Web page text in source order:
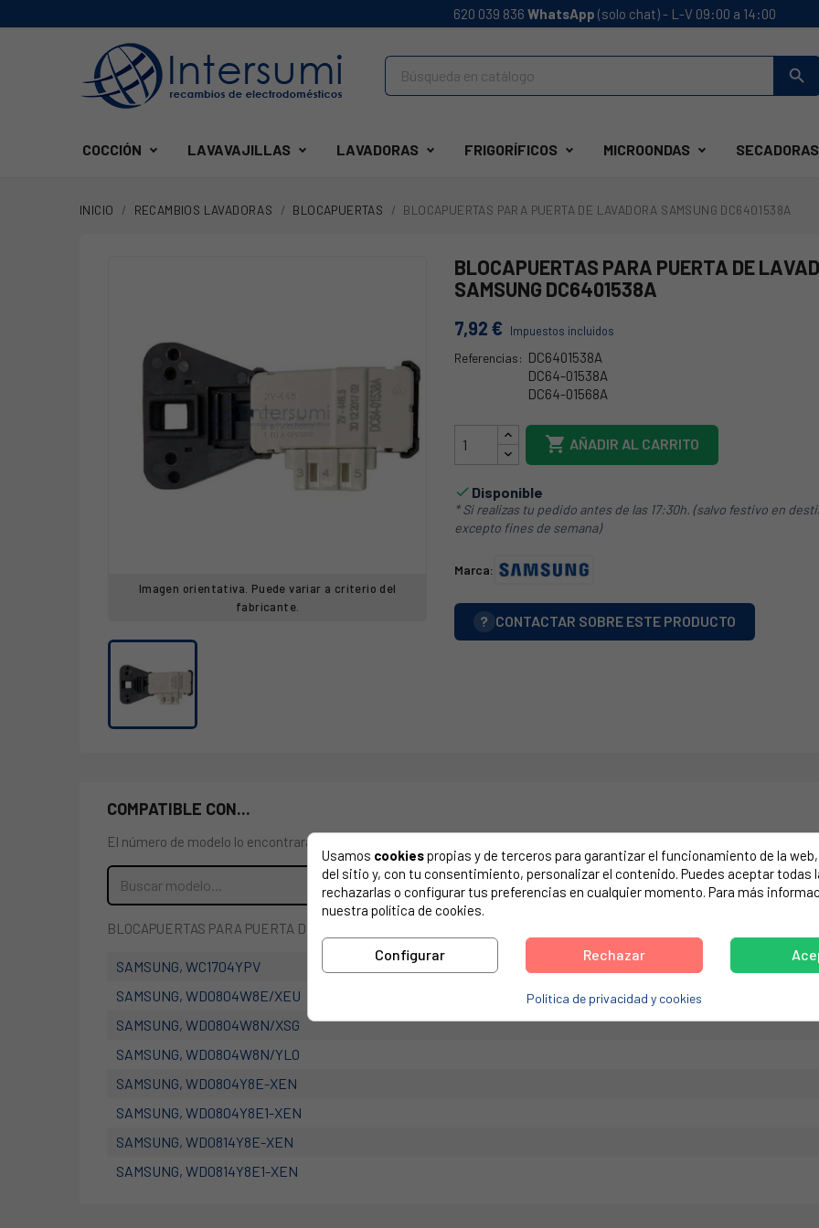
620 039 836 WhatsApp (solo chat) - L-V 09:00 a 14:00
search
COCCIÓN LAVAVAJILLAS LAVADORAS FRIGORÍFICOS MICROONDAS SECADORAS
INICIO RECAMBIOS LAVADORAS BLOCAPUERTAS BLOCAPUERTAS PARA PUERTA DE LAVADORA SAMSUNG DC6401538A
Imagen orientativa. Puede variar a criterio del
fabricante.
BLOCAPUERTAS PARA PUERTA DE
SAMSUNG DC6401538A
7,92 € Impuestos incluidos
Referencias: DC6401538A
DC64-01538A
DC64-01568A
 AÑADIR AL CARRITO
 Disponible
* Si realizas tu pedido antes de las 17:30h. (salvo festivo en
excepto fines de semana)
Marca:
? CONTACTAR SOBRE ESTE PRODUCTO
COMPATIBLE CON...
El número de modelo lo encontrarás en la etiqueta de tu electrodoméstico. Suele estar formado por números y letras.
BLOCAPUERTAS PARA PUERTA DE LAVADORA SAMSUNG DC6401538A
SAMSUNG, WC1704YPV
SAMSUNG, WD0804W8E/XEU
SAMSUNG, WD0804W8N/XSG
SAMSUNG, WD0804W8N/YLO
SAMSUNG, WD0804Y8E-XEN
SAMSUNG, WD0804Y8E1-XEN
SAMSUNG, WD0814Y8E-XEN
SAMSUNG, WD0814Y8E1-XEN
Usamos cookiespropias y de terceros para garantizar el funcionamiento de la
del sitio y, con tu consentimiento, personalizar el contenido. Puedes aceptar todas
rechazarlas o configurar tus preferencias en cualquier momento. Para más
nuestra política de cookies.
Configurar Rechazar
Política de privacidad y cookies